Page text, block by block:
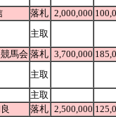
落札 2,000,000
主取
馬会落札 3,700,000
主取
主取
落札 2,500,000